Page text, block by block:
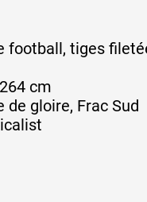
football, tiges
cm
de gloire, Frac Sud